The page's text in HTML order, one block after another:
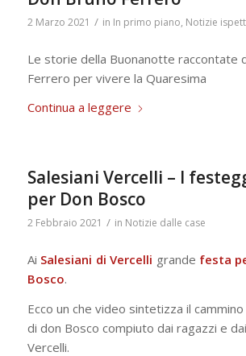
2 Marzo 2021 / in In primo piano, Notizie
Le storie della Buonanotte raccontate
Ferrero per vivere la Quaresima
Continua a leggere
Salesiani Vercelli – I
per Don Bosco
2 Febbraio 2021 / in Notizie dalle case
Ai Salesiani di Vercelli grande festa
Bosco.
Ecco un che video sintetizza il
di don Bosco compiuto dai ragazzi e
Vercelli.